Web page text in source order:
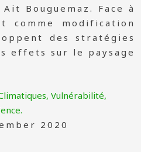
Bouguemaz. Face à
comme modification
des stratégies
effets sur le paysage
Vulnérabilité,
2020